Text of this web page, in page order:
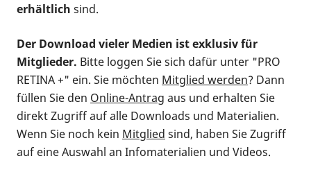
erhältlich sind.
Der Download vieler Medien ist exklusiv für
Mitglieder. Bitte loggen Sie sich dafür unter "PRO
RETINA +" ein. Sie möchten Mitglied werden? Dann
füllen Sie den Online-Antrag aus und erhalten Sie
direkt Zugriff auf alle Downloads und Materialien.
Wenn Sie noch kein Mitglied sind, haben Sie Zugriff
auf eine Auswahl an Infomaterialien und Videos.